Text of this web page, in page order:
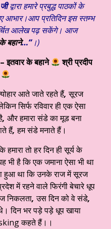
द्वारा हमारे प्रबुद्ध पाठकों के
आभार।आप प्रतिदिन इस स्तम्भ
आलेख पढ़ सकेंगे। आज
बहाने…“।)
के बहाने
श्री प्रदीप
आते जाते रहते हैं,सूरज
सिर्फ रविवार ही एक ऐसा
, और हमारा संडे का मूड बना
हैं,हम संडे मनाते हैं।
हमारा तो हर दिन ही सूर्य के
भी है कि एक जमाना ऐसा भी था
हुआ था कि उनके राज में सूरज
में रहने वाले फिरंगी बेचारे धूप
निकलता,उस दिन को वे संडे,
दिन भर पड़े पड़े धूप खाया
कहते हैं।।